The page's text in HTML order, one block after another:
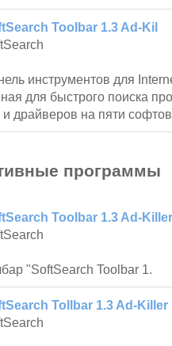
Toolbar 1.3 Ad-Kil
инструментов для
для быстрого поиска
и драйверов на пяти
программы
Toolbar 1.3 Ad-
"SoftSearch Toolbar 1.
Tollbar 1.3 Ad-